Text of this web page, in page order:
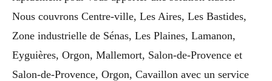
Nous couvrons Centre-ville, Les Aires, Les Bastides,
Zone industrielle de Sénas, Les Plaines, Lamanon,
Eyguières, Orgon, Mallemort, Salon-de-Provence et
Salon-de-Provence, Orgon, Cavaillon avec un service